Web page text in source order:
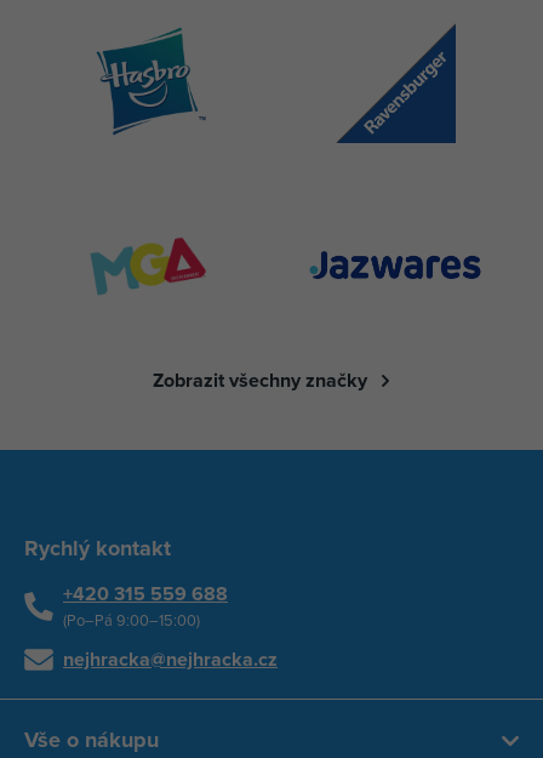
Zobrazit všechny značky
Rychlý kontakt
+420 315 559 688
(Po–Pá 9:00–15:00)
nejhracka@nejhracka.cz
Vše o nákupu